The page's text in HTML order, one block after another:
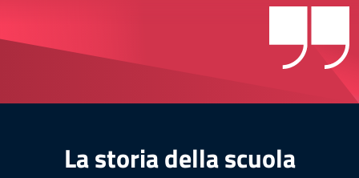
La storia della scuola